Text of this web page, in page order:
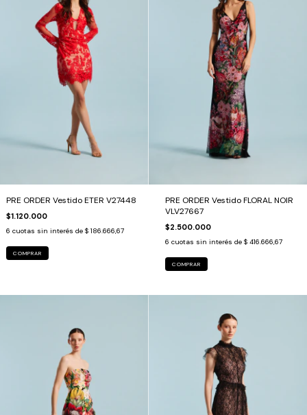
PRE ORDER Vestido ETER V27448
$1.120.000
6 cuotas sin interés de $ 186.666,67
COMPRAR
PRE ORDER Vestido FLORAL NOIR
VLV27667
$2.500.000
6 cuotas sin interés de $ 416.666,67
COMPRAR